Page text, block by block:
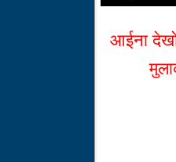
आईना